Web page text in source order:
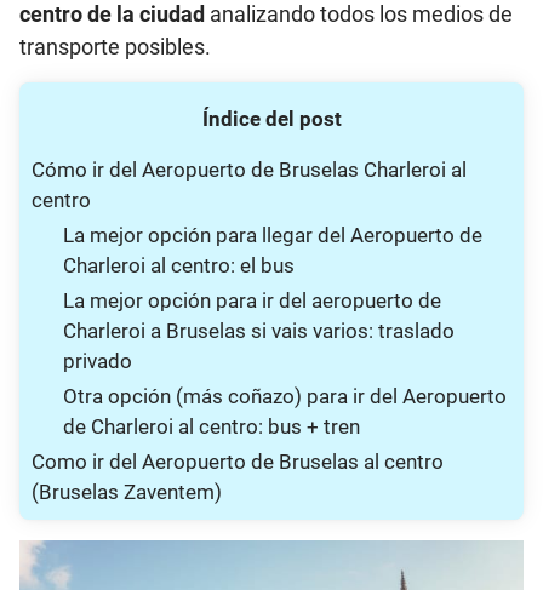
centro de la ciudad analizando todos los medios de
transporte posibles.
Índice del post
Cómo ir del Aeropuerto de Bruselas Charleroi al
centro
La mejor opción para llegar del Aeropuerto de
Charleroi al centro: el bus
La mejor opción para ir del aeropuerto de
Charleroi a Bruselas si vais varios: traslado
privado
Otra opción (más coñazo) para ir del Aeropuerto
de Charleroi al centro: bus + tren
Como ir del Aeropuerto de Bruselas al centro
(Bruselas Zaventem)